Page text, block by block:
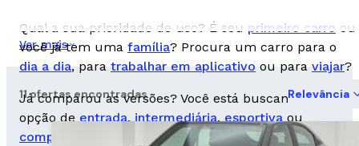
Qual a sua prioridade de uso? É seu primeiro carro ou
você já tem uma família? Procura um carro para o
dia a dia, para trabalhar em aplicativo ou para viajar?
Já comparou as versões? Você está buscando uma
opção deentrada,intermediária,esportivaou
completa
Ver mais
11 ofertas encontradas Relevância